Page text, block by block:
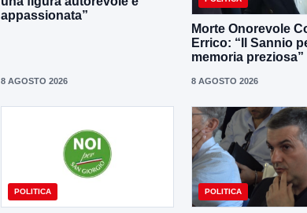
appassionata”
8 AGOSTO 2026
Morte Onorevole
Errico: “Il Sannio
memoria preziosa”
8 AGOSTO 2026
POLITICA POLITICA